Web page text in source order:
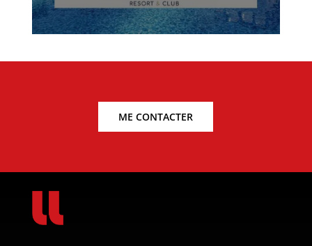
ME CONTACTER